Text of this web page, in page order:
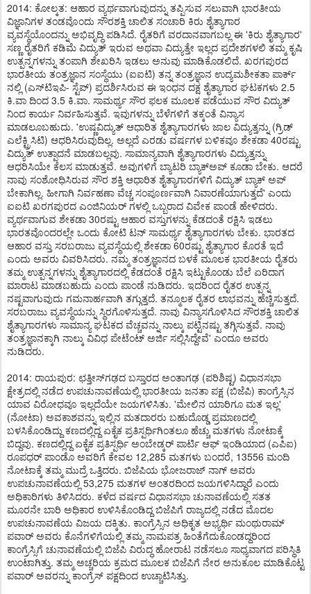
2014: ಕೋಲ್ಕತ: ಆಹಾರ ವ್ಯರ್ಥವಾಗುವುದನ್ನು ತಪ್ಪಿಸುವ ಸಲುವಾಗಿ ಭಾರತೀಯ
ವಿಜ್ಞಾನಿಗಳ ತಂಡವೊಂದು ಸೌರಶಕ್ತಿ ಚಾಲಿತ ಸಂಚಾರಿ ಕಿರು ಶೈತ್ಯಾಗಾರ
ವ್ಯವಸ್ಥೆಯೊಂದನ್ನು ಅಭಿವೃದ್ಧಿ ಪಡಿಸಿದೆ. ರೈತರಿಗೆ ವರದಾನವಾಗಬಲ್ಲ ಈ 'ಕಿರು ಶೈತ್ಯಾಗಾರ'
ಸಣ್ಣ ರೈತರಿಗೆ ಕಡಿಮೆ ವಿದ್ಯುತ್ ಇರುವ ಅಥವಾ ವಿದ್ಯುತ್ತೇ ಇಲ್ಲದ ಪ್ರದೇಶಗಳಲಿ ತಮ್ಮ ಕೃಷಿ
ಉತ್ಪನ್ನಗಳನ್ನು ತಂಪಾಗಿ ಶೇಖರಿಸಿ ಇಡಲು ಅನುವು ಮಾಡಿಕೊಡಲಿದೆ. ಖರಗಪುರದ
ಭಾರತೀಯ ತಂತ್ರಜ್ಞಾನ ಸಂಸ್ಥೆಯು (ಐಐಟಿ) ತನ್ನ ತಂತ್ರಜ್ಞಾನ ಉದ್ಯಮಶೀಕತಾ ಪಾರ್ಕ್​
ನಲ್ಲಿ (ಎಸ್​ಟಿಇಪಿ- ಸ್ಟೆಪ್) ಪ್ರದರ್ಶಿಸಿರುವ ಈ ಇಂಧನ ದಕ್ಷ ಶೈತ್ಯಾಗಾರ ಘಟಕಗಳು 2.5
ಕಿ.ವಾ ದಿಂದ 3.5 ಕಿ.ವಾ. ಸಾಮರ್ಥ್ಯ ಸೌರ ಫಲಕ ಮೂಲಕ ಪಡೆಯುವ ಸೌರ ವಿದ್ಯುತ್​
ನಿಂದ ಕಾರ್ಯ ನಿರ್ವಹಿಸುತ್ತವೆ. ಇವುಗಳನ್ನು ಬೆಳೆಗಳಿಗೆ ತಕ್ಕಂತೆ ವಿನ್ಯಾಸ
ಮಾಡಲೂಬಹುದು. 'ಉಷ್ಣವಿದ್ಯುತ್ ಆಧಾರಿತ ಶೈತ್ಯಾಗಾರಗಳು ಜಾಲ ವಿದ್ಯುತ್ತನ್ನು (ಗ್ರಿಡ್
ಎಲೆಕ್ಟ್ರಿಸಿಟಿ) ಆಧರಿಸಿರುವುದಿಲ್ಲ. ಅಲ್ಲದೆ ಎರಡು ವರ್ಷಗಳ ಬಳಿಕವೂ ಶೇಕಡಾ 40ರಷ್ಟು
ವಿದ್ಯುತ್ ಉತ್ಪಾದನೆ ಮಾಡಬಲ್ಲವು. ಸಾಮಾನ್ಯವಾಗಿ ಶೈತ್ಯಾಗಾರಗಳು ವಿದ್ಯುತ್ತನ್ನು
ಆಧರಿಸಿಯೇ ಕೆಲಸ ಮಾಡುತ್ತವೆ. ಅವುಗಳಿಗೆ ಬ್ಯಾಟರಿ ಬ್ಯಾಕ್​ಅಪ್ ಕೂಡಾ ಬೇಕು. ಆದರೆ
ನಾವು ಸಂಶೋಧಿಸಿರುವ ಸೌರ ಶಕ್ತಿ ಆಧಾರಿತ ಶೈತ್ಯಾಗಾರಗಳಿಗೆ ವಿದ್ಯುತ್ ಬ್ಯಾಕ್ ಅಪ್
ಬೇಕಾಗಿಲ್ಲ. ಹೀಗಾಗಿ ನಿರ್ವಹಣಾ ವೆಚ್ಚ ಸಂಪೂರ್ಣವಾಗಿ ನಿವಾರಣೆಯಾಗುತ್ತದೆ' ಎಂದು
ಐಐಟಿ ಖರಗಪುರದ ಎಂಜಿನಿಯರ್ ಗಳಲ್ಲಿ ಒಬ್ಬರಾದ ವಿವೇಕ ಪಾಂಡೆ ಹೇಳಿದರು.
ವ್ಯರ್ಥವಾಗುವ ಶೇಕಡಾ 30ರಷ್ಟು ಆಹಾರ ವಸ್ತುಗಳನ್ನು ಕೆಡದಂತೆ ರಕ್ಷಿಸಿ ಇಡಲು
ಭಾರತವೊಂದರಲ್ಲೇ ಒಂದು ಕೋಟಿ ಟನ್ ಸಾಮರ್ಥ್ಯ ಶೈತ್ಯಾಗಾರಗಳು ಬೇಕು. ಭಾರತದ
ಆಹಾರ ವಸ್ತು ಸರಬರಾಜು ವ್ಯವಸ್ಥೆಯಲ್ಲಿ ಶೇಕಡಾ 60ರಷ್ಟು ಶೈತ್ಯಾಗಾರ ಕೊರತೆ ಇದೆ
ಎಂದು ಅವರು ವಿವರಿಸಿದರು. ನಮ್ಮ ತಂತ್ರಜ್ಞಾನದ ಬಳಕೆ ಮೂಲಕ ಭಾರತೀಯ ರೈತರು
ತಮ್ಮ ಉತ್ಪನ್ನಗಳನ್ನು ಶೈತ್ಯಾಗಾರದಲ್ಲಿ ಕೆಡದಂತೆ ರಕ್ಷಿಸಿ ಇಟ್ಟುಕೊಂಡು ಬೆಲೆ ಏರಿದಾಗ
ಮಾರಾಟ ಮಾಡಬಹುದು ಎಂದು ಪಾಂಡೆ ನುಡಿದರು. ಇದರಿಂದ ರೈತರ ಉತ್ಪನ್ನ
ನಷ್ಟವಾಗುವುದು ಗಮನಾರ್ಹವಾಗಿ ತಗ್ಗುತ್ತದೆ. ತನ್ಮೂಲಕ ರೈತರ ಲಾಭವನ್ನು ಹೆಚ್ಚಿಸುತ್ತದೆ.
ಸರಬರಾಜು ವ್ಯವಸ್ಥೆಯನ್ನು ಸ್ಥಿರಗೊಳಿಸುತ್ತದೆ. ನಾವು ವಿನ್ಯಾಸಗೊಳಿಸಿದ ಸೌರಶಕ್ತಿ ಚಾಲಿತ
ಶೈತ್ಯಾಗಾರಗಳು ಸಾಮಾನ್ಯ ಘಟಕದ ವೆಚ್ಚವನ್ನು ನಾಲ್ಕು ಪಟ್ಟಿನಷ್ಟು ತಗ್ಗಿಸುತ್ತವೆ. ನಾವು
ತಂತ್ರಜ್ಞಾನಕ್ಕಾಗಿ ನಾಲ್ಕು ವಿವಿಧ ಪೇಟೆಂಟ್ ಅರ್ಜಿ ಸಲ್ಲಿಸಿದ್ದೇವೆ' ಎಂದೂ ಅವರು
ನುಡಿದರು.
2014: ರಾಯಪುರ: ಛತ್ತೀಸ್​ಗಢದ ಬಸ್ತಾರದ ಅಂತಾಗಢ (ಪರಿಶಿಷ್ಟ) ವಿಧಾನಸಭಾ
ಕ್ಷೇತ್ರದಲ್ಲಿ ನಡೆದ ಉಪಚುನಾವಣೆಯಲ್ಲಿ ಭಾರತೀಯ ಜನತಾ ಪಕ್ಷ (ಬಿಜೆಪಿ) ಕಾಂಗ್ರೆಸ್ಸಿನ
ಯಾವ ವಿರೋಧವೂ ಇಲ್ಲದೆಯೇ ಜಯಗಳಿಸಿತು. 'ಮೇಲಿನ ಯಾರಿಗೂ ಮತ ಇಲ್ಲ'
(ನೋಟಾ) ಅವಕಾಶವನ್ನು ಇಲ್ಲಿನ ಮತದಾರರು ಬಹುದೊಡ್ಡ ಪ್ರಮಾಣದಲ್ಲಿ
ಬಳಸಿಕೊಂಡಿದ್ದು ಕಣದಲ್ಲಿದ್ದ ಏಕೈಕ ಪ್ರತಿಸ್ಪರ್ಧಿಗಿಂತಲೂ ಹೆಚ್ಚು ಮತಗಳು ನೋಟಾಕ್ಕೆ
ಬಿದ್ದವು. ಕಣದಲ್ಲಿದ್ದ ಏಕೈಕ ಪ್ರತಿಸ್ಪರ್ಧಿ ಅಂಬೇಡ್ಕರ್ ಪಾರ್ಟಿ ಆಫ್ ಇಂಡಿಯಾದ (ಎಪಿಐ)
ರೂಪಧರ್ ಪಾಂಡೊ ಅವರಿಗೆ ಕೇವಲ 12,285 ಮತಗಳು ಬಂದರೆ, 13556 ಮಂದಿ
ನೋಟಾಕ್ಕೆ ತಮ್ಮ ಮುದ್ರೆ ಒತ್ತಿದರು. ಬಿಜೆಪಿಯ ಭೋಜರಾಜ್ ನಾಗ್ ಅವರು
ಉಪಚುನಾವಣೆಯಲ್ಲಿ 53,275 ಮತಗಳ ಅಂತರದಿಂದ ಜಯಗಳಿಸಿದ್ದಾರೆ ಎಂದು
ಅಧಿಕಾರಿಗಳು ತಿಳಿಸಿದರು. ಕಳೆದ ವರ್ಷದ ವಿಧಾನಸಭಾ ಚುನಾವಣೆಯಲ್ಲಿ ಸತತ
ಮೂರನೇ ಬಾರಿ ಅಧಿಕಾರ ಉಳಿಸಿಕೊಂಡಿದ್ದ ಬಿಜೆಪಿಗೆ ರಾಜ್ಯದಲ್ಲಿ ನಡೆದ ಮೊದಲ
ಉಪಚುನಾವಣೆಯ ವಿಜಯ ದಕ್ಕಿತು. ಕಾಂಗ್ರೆಸ್ಸಿನ ಅಧಿಕೃತ ಅಭ್ಯರ್ಥಿ ಮಂಥುರಾಮ್​
ಪವಾರ್ ಅವರು ಕೊನೆಗಳಿಗೆಯಲ್ಲಿ ತಮ್ಮ ನಾಮಪತ್ರ ಹಿಂತೆಗೆದುಕೊಂಡದ್ದರಿಂದ
ಕಾಂಗ್ರೆಸ್ಸಿಗೆ ಚುನಾವಣೆಯಲ್ಲಿ ಬಿಜೆಪಿ ವಿರುದ್ಧ ಹೋರಾಟ ನಡೆಸಲೂ ಸಾಧ್ಯವಾಗದ ಪರಿಸ್ಥಿತಿ
ಉಂಟಾಗಿತ್ತು. ತಮ್ಮ ಅಚ್ಚರಿಯ ಕ್ರಮದ ಮೂಲಕ ಬಿಜೆಪಿಗೆ ನೇರ ಅನುಕೂಲ ಮಾಡಿಕೊಟ್ಟ
ಪವಾರ್ ಅವರನ್ನು ಕಾಂಗ್ರೆಸ್ ಪಕ್ಷದಿಂದ ಉಚ್ಚಾಟಿಸಿತ್ತು.